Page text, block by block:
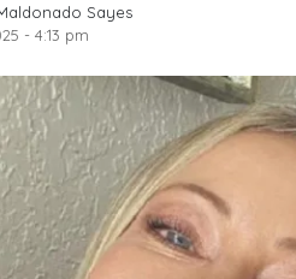
Sayes
- 4:13 pm